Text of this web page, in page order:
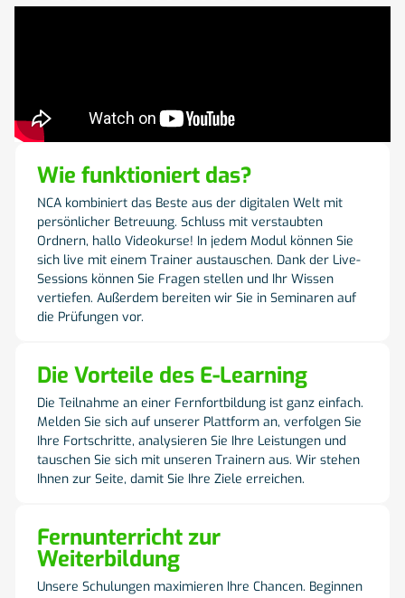
Wie funktioniert das?
NCA kombiniert das Beste aus der digitalen Welt mit
persönlicher Betreuung. Schluss mit verstaubten
Ordnern, hallo Videokurse! In jedem Modul können Sie
sich live mit einem Trainer austauschen. Dank der Live-
Sessions können Sie Fragen stellen und Ihr Wissen
vertiefen. Außerdem bereiten wir Sie in Seminaren auf
die Prüfungen vor.
Die Vorteile des E-Learning
Die Teilnahme an einer Fernfortbildung ist ganz einfach.
Melden Sie sich auf unserer Plattform an, verfolgen Sie
Ihre Fortschritte, analysieren Sie Ihre Leistungen und
tauschen Sie sich mit unseren Trainern aus. Wir stehen
Ihnen zur Seite, damit Sie Ihre Ziele erreichen.
Fernunterricht zur
Weiterbildung
Unsere Schulungen maximieren Ihre Chancen. Beginnen